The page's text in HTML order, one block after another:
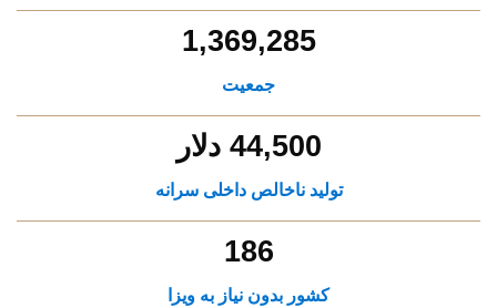
1,369,285
جمعیت
44,500 دلار
تولید ناخالص داخلی سرانه
186
کشور بدون نیاز به ویزا